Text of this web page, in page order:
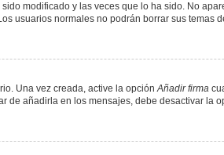
modificado y las veces que lo ha sido. No
usuarios normales no podrán borrar sus temas
Una vez creada, active la opciónAñadir firma
de añadirla en los mensajes, debe desactivar la